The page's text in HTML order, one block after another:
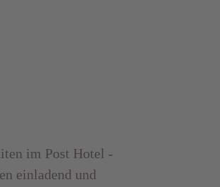
im Post Hotel -
einladend und